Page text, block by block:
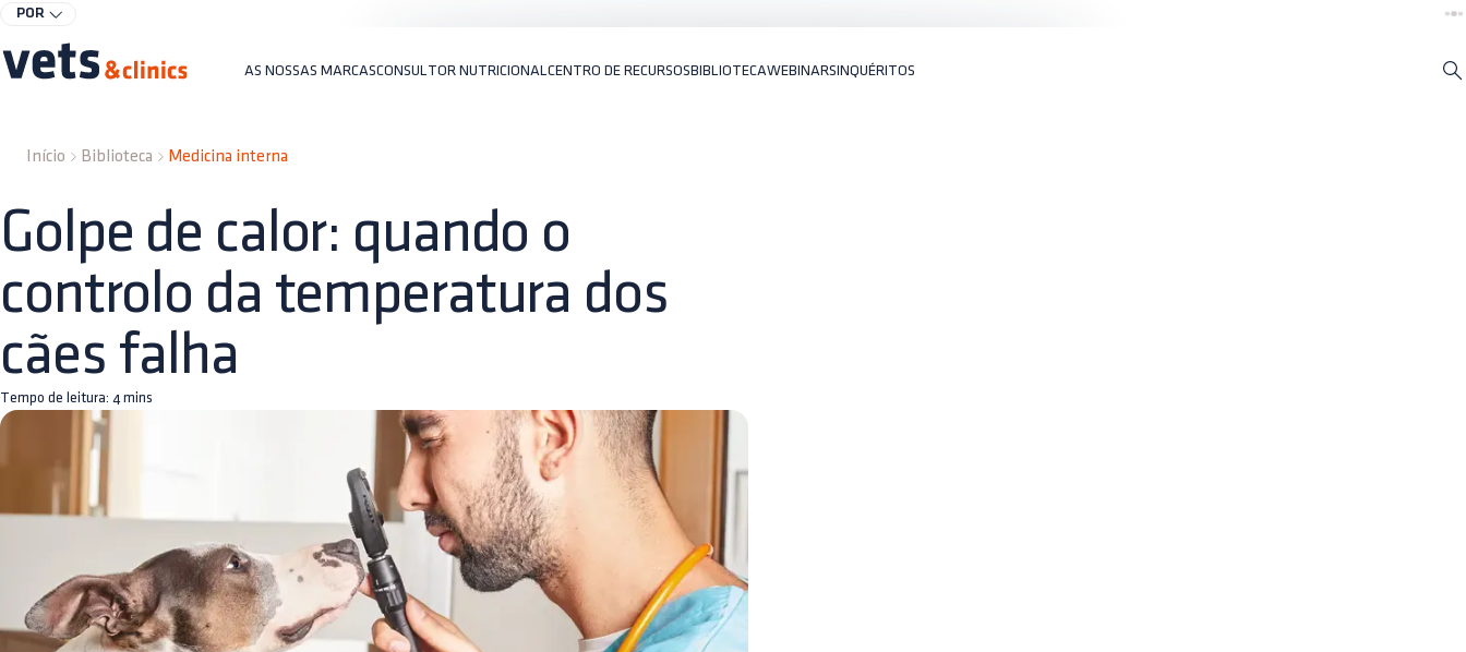
POR
AS NOSSAS MARCASCONSULTOR NUTRICIONAL CENTRO DE RECURSOSBIBLIOTECAWEBINARSINQUÉRITOS
Início Biblioteca Medicina interna
Golpe de calor: quando o
controlo da temperatura dos
cães falha
Tempo de leitura: 4 mins